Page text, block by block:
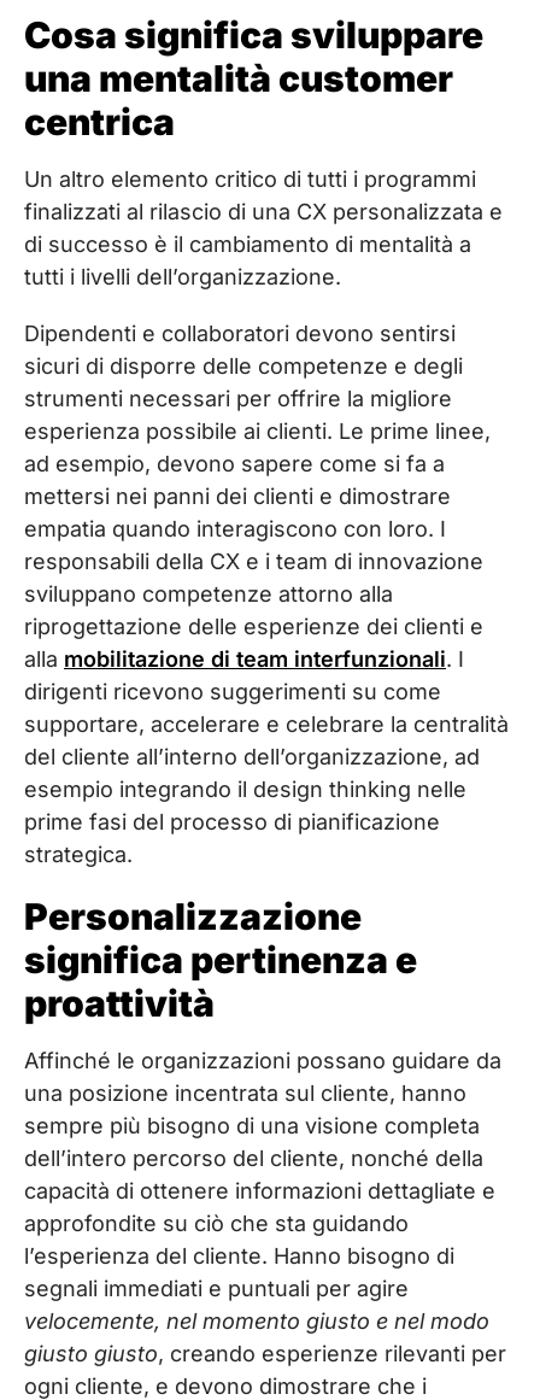
Cosa significa sviluppare
una mentalità customer
centrica
Un altro elemento critico di tutti i programmi
finalizzati al rilascio di una CX personalizzata e
di successo è il cambiamento di mentalità a
tutti i livelli dell’organizzazione.
Dipendenti e collaboratori devono sentirsi
sicuri di disporre delle competenze e degli
strumenti necessari per offrire la migliore
esperienza possibile ai clienti. Le prime linee,
ad esempio, devono sapere come si fa a
mettersi nei panni dei clienti e dimostrare
empatia quando interagiscono con loro. I
responsabili della CX e i team di innovazione
sviluppano competenze attorno alla
riprogettazione delle esperienze dei clienti e
alla mobilitazione di team interfunzionali. I
dirigenti ricevono suggerimenti su come
supportare, accelerare e celebrare la centralità
del cliente all’interno dell’organizzazione, ad
esempio integrando il design thinking nelle
prime fasi del processo di pianificazione
strategica.
Personalizzazione
significa pertinenza e
proattività
Affinché le organizzazioni possano guidare da
una posizione incentrata sul cliente, hanno
sempre più bisogno di una visione completa
dell’intero percorso del cliente, nonché della
capacità di ottenere informazioni dettagliate e
approfondite su ciò che sta guidando
l’esperienza del cliente. Hanno bisogno di
segnali immediati e puntuali per agire
velocemente, nel momento giusto e nel modo
giusto giusto, creando esperienze rilevanti per
ogni cliente, e devono dimostrare che i